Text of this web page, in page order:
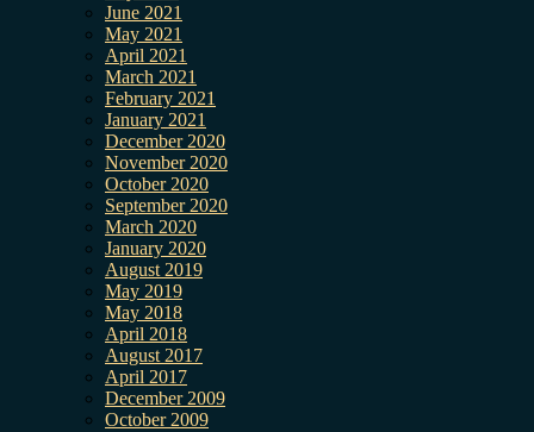
June 2021
May 2021
April 2021
March 2021
February 2021
January 2021
December 2020
November 2020
October 2020
September 2020
March 2020
January 2020
August 2019
May 2019
May 2018
April 2018
August 2017
April 2017
December 2009
October 2009